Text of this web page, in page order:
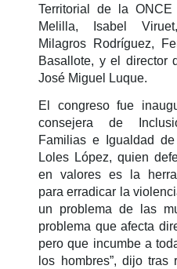
Territorial de la
Melilla, Isabel
Milagros Rodríguez,
Basallote, y el director
José Miguel Luque.
El congreso fue
consejera de
Familias e Igualdad
Loles López, quien
en valores es la
para erradicar la
un problema de las
problema que afecta
pero que incumbe a
los hombres”, dijo tras